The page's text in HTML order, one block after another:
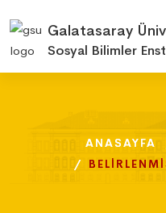
Galatasaray
Sosyal Bilimler
ANASAYFA
ANASAYFA
ANASAYFA